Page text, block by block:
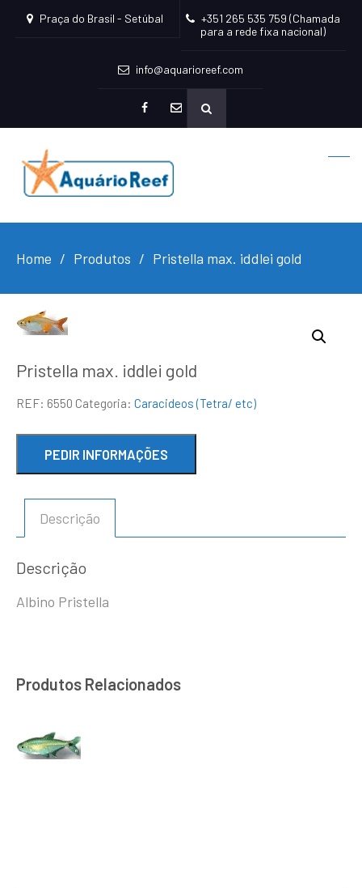
Praça do Brasil - Setúbal
+351 265 535 759 (Chamada
para a rede fixa nacional)
info@aquarioreef.com
mailto
Home Produtos Pristella max. iddlei gold
Pristella max. iddlei gold
REF: 6550 Categoria: Caracideos (Tetra/ etc)
Descrição
Descrição
Albino Pristella
Produtos Relacionados